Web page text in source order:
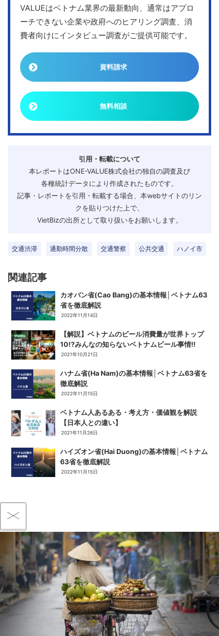
VALUEはベトナム業界の最新動向、通常はアプロ
ーチできない企業や政府へのヒアリング調査、消
費者向けにインタビュー調査がご提供可能です。
資料請求
無料相談
引用・転載について
本レポートはONE-VALUE株式会社の独自の調査及び
各種統計データにより作成されたものです。
記事・レポートを引用・転載する場合、本webサイトのリン
クを貼りつけた上で、
VietBizの出所として取り扱いをお願いします。
交通渋滞 通勤時間分散 交通警察 公共交通 ハノイ市
関連記事
カオバン省(Cao Bang)の基本情報│ベトナム63
省を徹底解説
2022年11月14日
【解説】ベトナムのビール消費量が世界トップ
10!?みんなの知らないベトナムビール事情‼
2021年10月21日
ハナム省(Ha Nam)の基本情報│ベトナム63省を
徹底解説
2022年11月15日
ベトナム人あるある・考え方・価値観を解説
【日本人との違い】
2021年11月26日
ハイズオン省(Hai Duong)の基本情報│ベトナム
63省を徹底解説
2022年11月15日